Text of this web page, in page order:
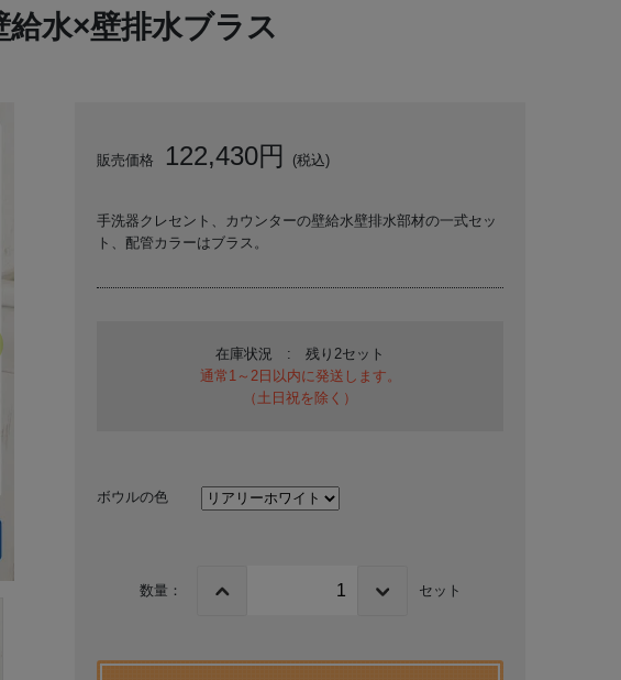
水×壁排水ブラス
販売価格 122,430円 (税込)
手洗器クレセント、カウンターの壁給水壁排水部材の一式セッ
ト、配管カラーはブラス。
在庫状況 : 残り2セット
通常1～2日以内に発送します。
（土日祝を除く）
ボウルの色
数量： セット